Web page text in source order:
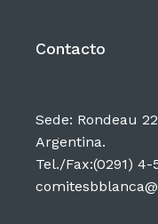
Contacto
Sede: Rondeau
Argentina.
Tel./Fax:(0291) 4-